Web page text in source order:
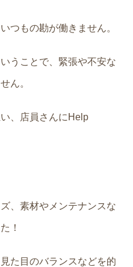
つもの勘が働きません。
うことで、緊張や不安な
ん。
、店員さんにHelp
、素材やメンテナンスな
！
た目のバランスなどを的